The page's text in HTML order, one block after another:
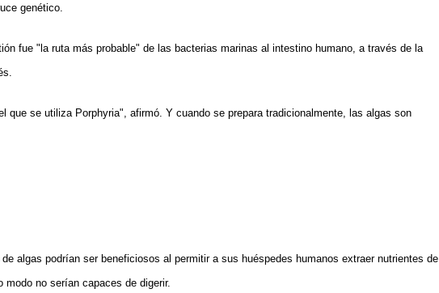
genético.
fue "la ruta más probable" de las bacterias marinas al intestino humano, a través de la
que se utiliza Porphyria", afirmó. Y cuando se prepara tradicionalmente, las algas son
algas podrían ser beneficiosos al permitir a sus huéspedes humanos extraer nutrientes de
modo no serían capaces de digerir.